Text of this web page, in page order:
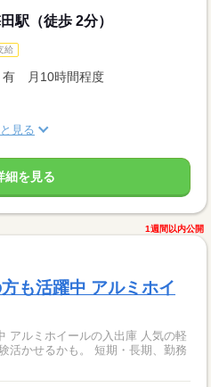
駅（徒歩 2分）
給
有 月10時間程度
見る
細を見る
1週間以内公開
も活躍中 アルミホイ
ホイールの入出庫 人気の軽
。 短期・長期、勤務